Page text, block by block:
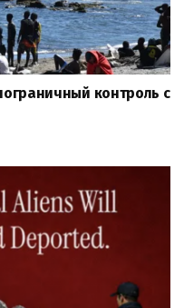
контроль с